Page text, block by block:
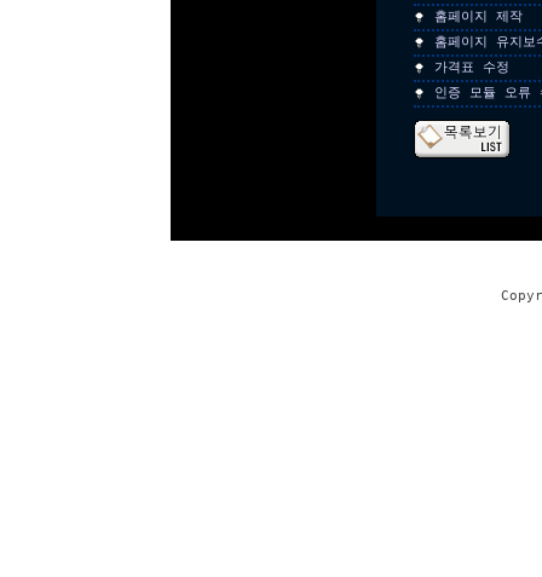
홈페이지 제작
홈페이지 유지보
가격표 수정
인증 모듈 오류